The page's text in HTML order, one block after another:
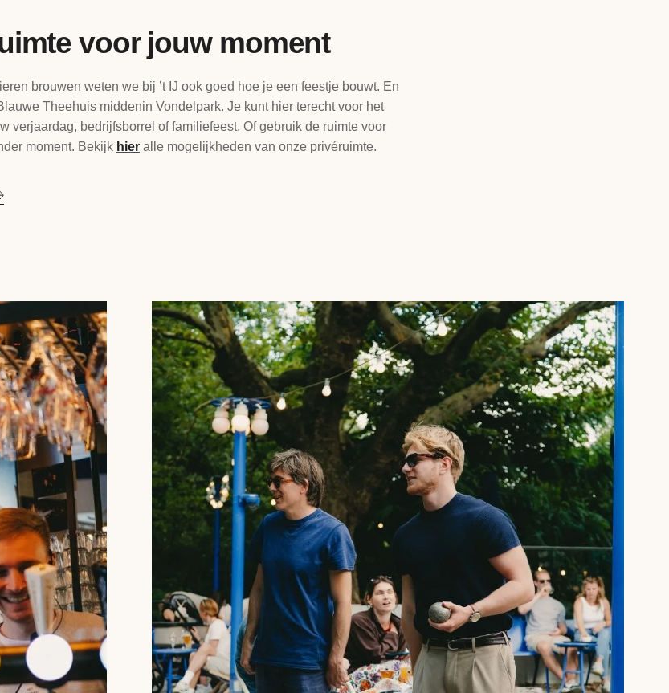
voor jouw moment
brouwen weten we bij ’t IJ ook goed hoe je een feestje bouwt. En
Theehuis middenin Vondelpark. Je kunt hier terecht voor het
verjaardag, bedrijfsborrel of familiefeest. Of gebruik de ruimte voor
moment. Bekijk hier alle mogelijkheden van onze privéruimte.